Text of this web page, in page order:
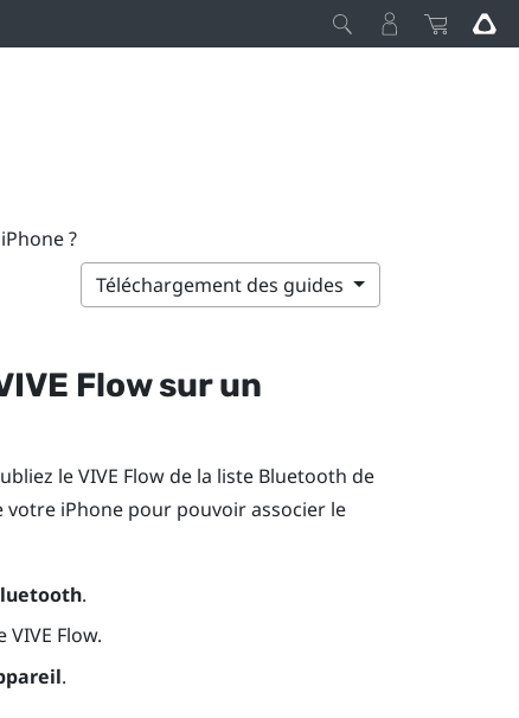
?
Téléchargement des guides
Flowsur un
leVIVE Flowde la liste Bluetooth de
votre iPhonepour pouvoir associer le
.
VIVE Flow.
.